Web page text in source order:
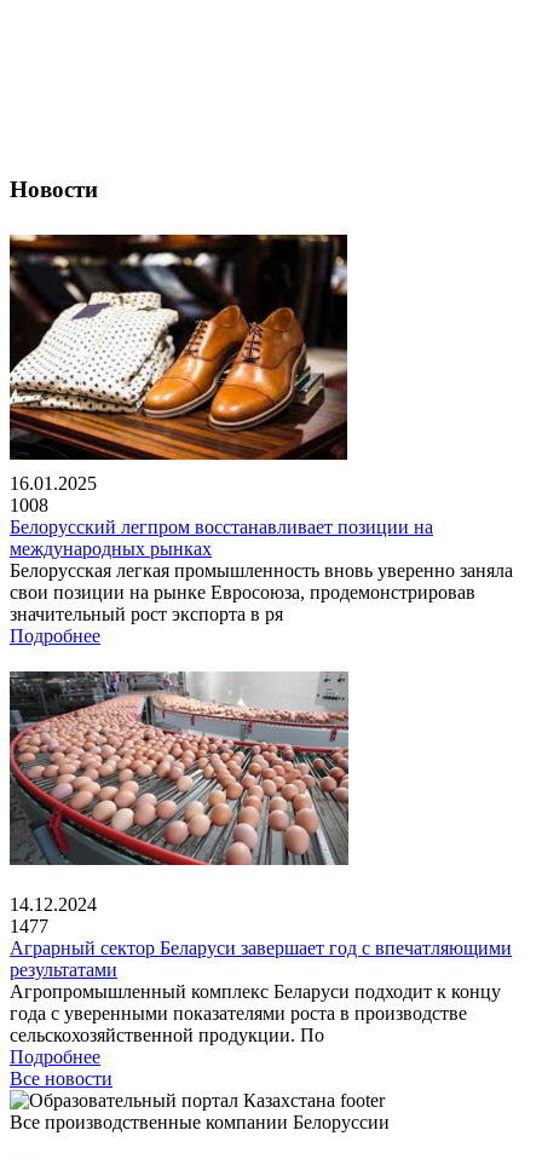
Новости
16.01.2025
1008
Белорусский легпром восстанавливает позиции на
международных рынках
Белорусская легкая промышленность вновь уверенно заняла
свои позиции на рынке Евросоюза, продемонстрировав
значительный рост экспорта в ря
Подробнее
14.12.2024
1477
Аграрный сектор Беларуси завершает год с впечатляющими
результатами
Агропромышленный комплекс Беларуси подходит к концу
года с уверенными показателями роста в производстве
сельскохозяйственной продукции. По
Подробнее
Все новости
Все производственные компании Белоруссии